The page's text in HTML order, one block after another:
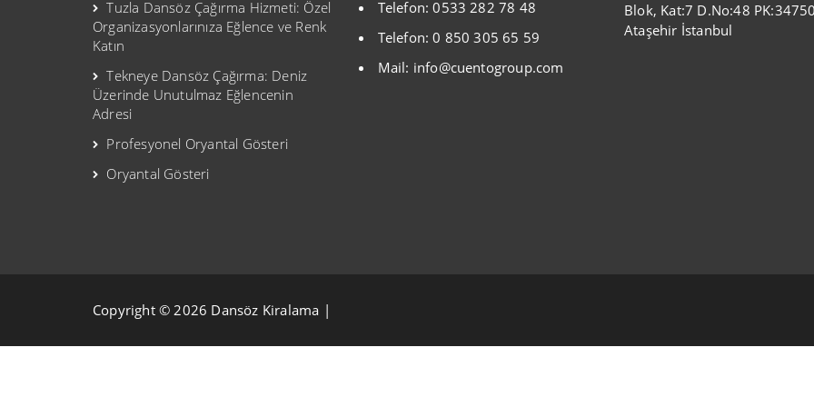
Tuzla Dansöz Çağırma Hizmeti: Özel
Organizasyonlarınıza Eğlence ve Renk
Katın
Tekneye Dansöz Çağırma: Deniz
Üzerinde Unutulmaz Eğlencenin
Adresi
Profesyonel Oryantal Gösteri
Oryantal Gösteri
Telefon: 0533 282 78 48
Telefon: 0 850 305 65 59
Mail: info@cuentogroup.com
Blok, Kat:7 D.No:48
Ataşehir İstanbul
Copyright © 2026 Dansöz Kiralama |